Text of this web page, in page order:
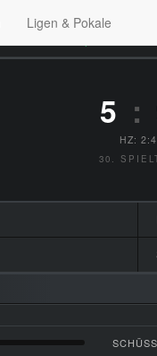
Ligen & Pokale
5 :
HZ: 2:4
30.